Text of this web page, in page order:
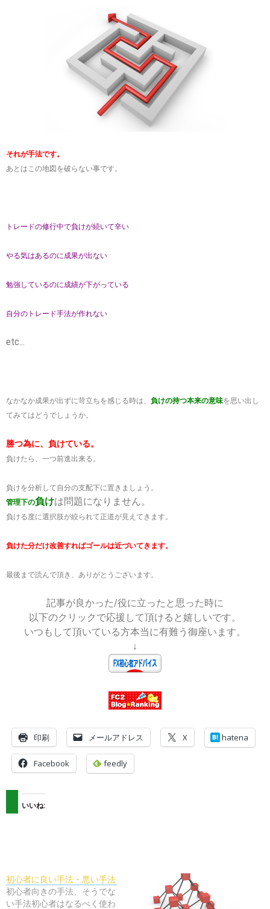
それが手法です。
あとはこの地図を破らない事です。
トレードの修行中で負けが続いて辛い
やる気はあるのに成果が出ない
勉強しているのに成績が下がっている
自分のトレード手法が作れない
etc…
なかなか成果が出ずに苛立ちを感じる時は、 負けの持つ本来の意味を思い出し
てみてはどうでしょうか。
勝つ為に、負けている。
負けたら、一つ前進出来る。
負けを分析して自分の支配下に置きましょう。
管理下の負けは問題になりません。
負ける度に選択肢が絞られて正道が見えてきます。
負けた分だけ改善すればゴールは近づいてきます。
最後まで読んで頂き、ありがとうございます。
記事が良かった/役に立ったと思った時に
以下のクリックで応援して頂けると嬉しいです。
いつもして頂いている方本当に有難う御座います。
↓
印刷 メールアドレス X hatena
Facebook feedly
いいね:
初心者に良い手法・悪い手法
初心者向きの手法、そうでな
い手法初心者はなるべく使わ